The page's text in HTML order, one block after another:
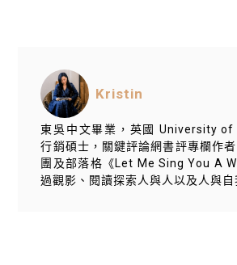
Kristin
東吳中文畢業，英國 University
行銷碩士，關鍵評論網書評專欄作
團及部落格《Let Me Sing You A
過觀影、閱讀探索人與人以及人與自